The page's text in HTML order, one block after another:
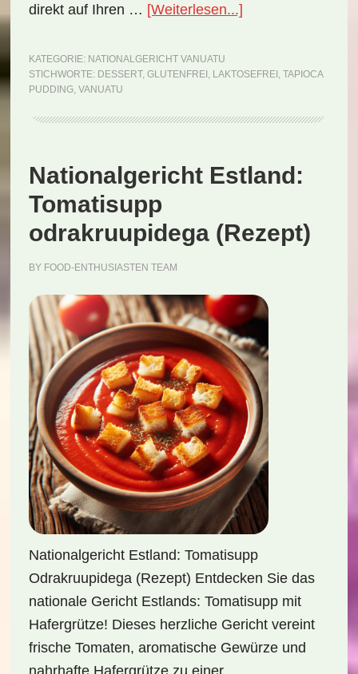
direkt auf Ihren … [Weiterlesen...]
Pudding
KATEGORIE: NATIONALGERICHT VANUATU
STICHWORTE: DESSERT, GLUTENFREI , LAKTOSEFREI , TAPIOCA
PUDDING, VANUATU
Nationalgericht Estland:
Tomatisupp
odrakruupidega (Rezept)
BY FOOD-ENTHUSIASTEN TEAM
Nationalgericht Estland: Tomatisupp
Odrakruupidega (Rezept) Entdecken Sie das
nationale Gericht Estlands: Tomatisupp mit
Hafergrütze! Dieses herzliche Gericht vereint
frische Tomaten, aromatische Gewürze und
nahrhafte Hafergrütze zu einer